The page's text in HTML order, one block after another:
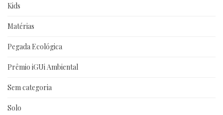
Kids
Matérias
Pegada Ecológica
Prêmio iGUi Ambiental
Sem categoria
Solo